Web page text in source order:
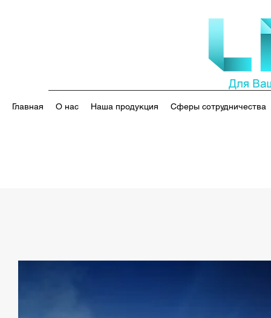
Главная О нас Наша продукция Сферы сотрудничества